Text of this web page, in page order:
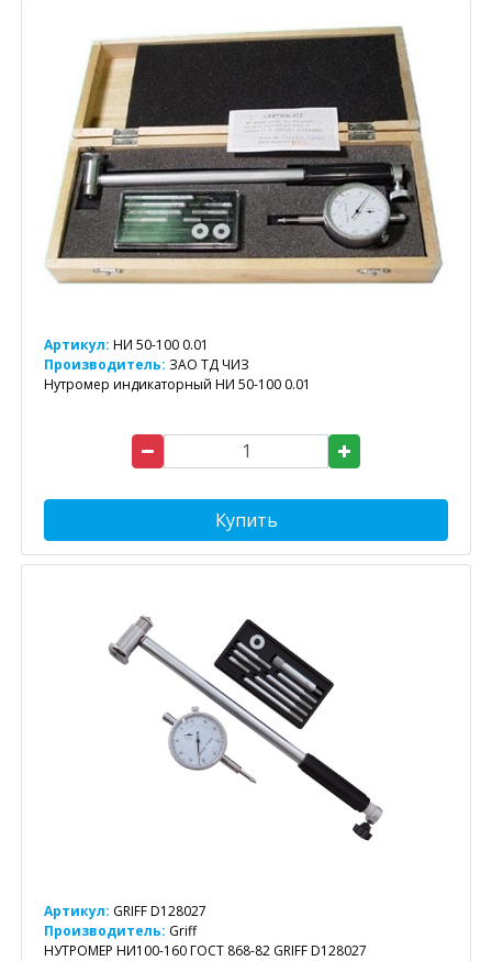
Артикул: НИ 50-100 0.01
Производитель: ЗАО ТД ЧИЗ
Нутромер индикаторный НИ 50-100 0.01
Купить
Артикул: GRIFF D128027
Производитель: Griff
НУТРОМЕР НИ100-160 ГОСТ 868-82 GRIFF D128027